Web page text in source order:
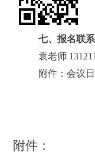
七、报名联
袁老师
附件：会议
附件：